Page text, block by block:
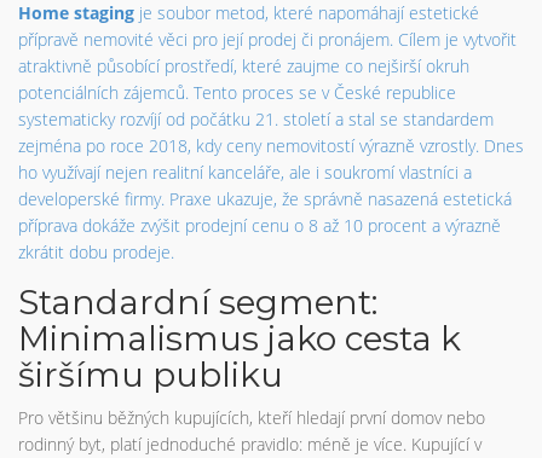
Home staging je soubor metod, které napomáhají estetické
přípravě nemovité věci pro její prodej či pronájem. Cílem je vytvořit
atraktivně působící prostředí, které zaujme co nejširší okruh
potenciálních zájemců. Tento proces se v České republice
systematicky rozvíjí od počátku 21. století a stal se standardem
zejména po roce 2018, kdy ceny nemovitostí výrazně vzrostly. Dnes
ho využívají nejen realitní kanceláře, ale i soukromí vlastníci a
developerské firmy. Praxe ukazuje, že správně nasazená estetická
příprava dokáže zvýšit prodejní cenu o 8 až 10 procent a výrazně
zkrátit dobu prodeje.
Standardní segment:
Minimalismus jako cesta k
širšímu publiku
Pro většinu běžných kupujících, kteří hledají první domov nebo
rodinný byt, platí jednoduché pravidlo: méně je více. Kupující v